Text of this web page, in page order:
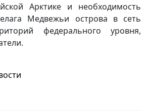
Арктике и необходимость
Медвежьи острова в сеть
федерального уровня,